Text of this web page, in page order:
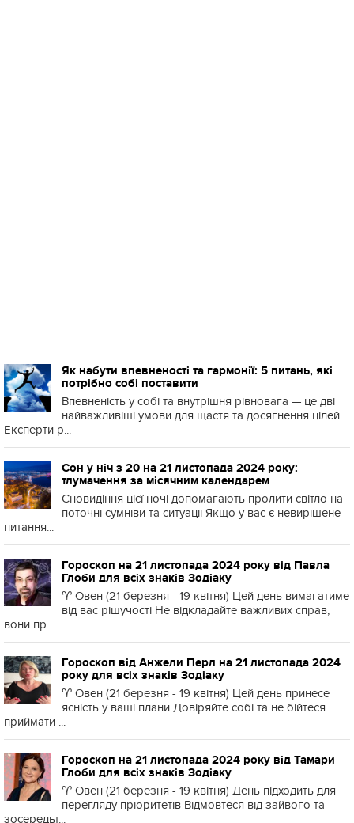
Як набути впевненості та гармонії: 5 питань, які
потрібно собі поставити
Впевненість у собі та внутрішня рівновага — це дві
найважливіші умови для щастя та досягнення цілей
Експерти р...
Сон у ніч з 20 на 21 листопада 2024 року:
тлумачення за місячним календарем
Сновидіння цієї ночі допомагають пролити світло на
поточні сумніви та ситуації Якщо у вас є невирішене
питання...
Гороскоп на 21 листопада 2024 року від Павла
Глоби для всіх знаків Зодіаку
♈️ Овен (21 березня - 19 квітня) Цей день вимагатиме
від вас рішучості Не відкладайте важливих справ,
вони пр...
Гороскоп від Анжели Перл на 21 листопада 2024
року для всіх знаків Зодіаку
♈️ Овен (21 березня - 19 квітня) Цей день принесе
ясність у ваші плани Довіряйте собі та не бійтеся
приймати ...
Гороскоп на 21 листопада 2024 року від Тамари
Глоби для всіх знаків Зодіаку
♈️ Овен (21 березня - 19 квітня) День підходить для
перегляду пріоритетів Відмовтеся від зайвого та
зосередьт...